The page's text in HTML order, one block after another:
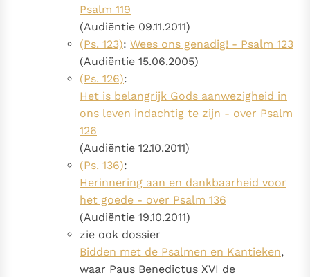
Psalm 119
(Audiëntie 09.11.2011)
(Ps. 123): Wees ons genadig! - Psalm 123
(Audiëntie 15.06.2005)
(Ps. 126):
Het is belangrijk Gods aanwezigheid in
ons leven indachtig te zijn - over Psalm
126
(Audiëntie 12.10.2011)
(Ps. 136):
Herinnering aan en dankbaarheid voor
het goede - over Psalm 136
(Audiëntie 19.10.2011)
zie ook dossier
Bidden met de Psalmen en Kantieken,
waar Paus Benedictus XVI de